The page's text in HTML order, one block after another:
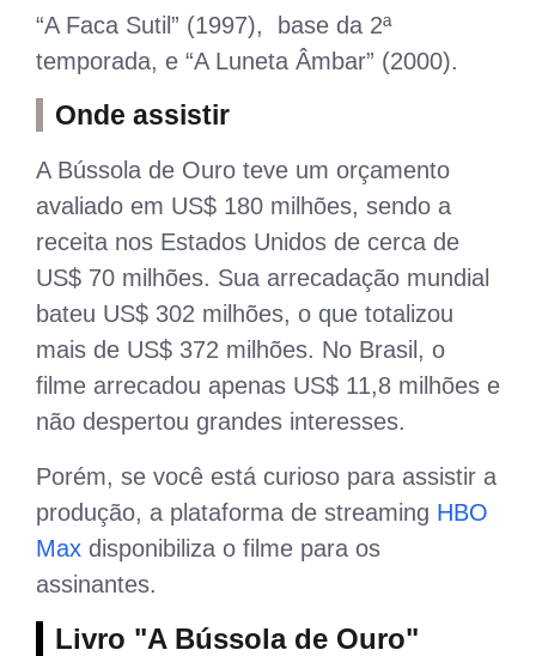
“A Faca Sutil” (1997), base da 2ª
temporada, e “A Luneta Âmbar” (2000).
Onde assistir
A Bússola de Ouro teve um orçamento
avaliado em US$ 180 milhões, sendo a
receita nos Estados Unidos de cerca de
US$ 70 milhões. Sua arrecadação mundial
bateu US$ 302 milhões, o que totalizou
mais de US$ 372 milhões. No Brasil, o
filme arrecadou apenas US$ 11,8 milhões e
não despertou grandes interesses.
Porém, se você está curioso para assistir a
produção, a plataforma de streaming HBO
Max disponibiliza o filme para os
assinantes.
Livro "A Bússola de Ouro"